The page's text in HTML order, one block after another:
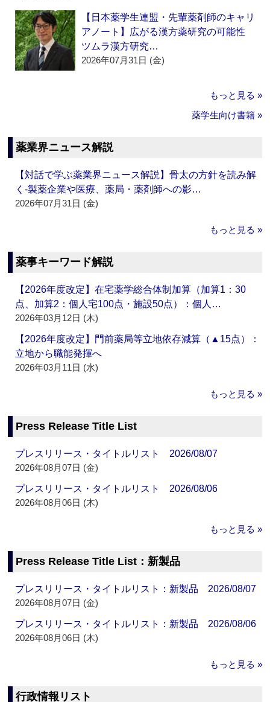
【日本薬学生連盟・先輩薬剤師のキャリ
アノート】広がる漢方薬研究の可能性
ツムラ漢方研究…
2026年07月31日 (金)
もっと見る »
薬学生向け書籍 »
薬業界ニュース解説
【対話で学ぶ薬業界ニュース解説】骨太の方針を読み解
く‐製薬企業や医療、薬局・薬剤師への影…
2026年07月31日 (金)
もっと見る »
薬事キーワード解説
【2026年度改定】在宅薬学総合体制加算（加算1：30
点、加算2：個人宅100点・施設50点）：個人…
2026年03月12日 (木)
【2026年度改定】門前薬局等立地依存減算（▲15点）：
立地から職能発揮へ
2026年03月11日 (水)
もっと見る »
Press Release Title List
プレスリリース・タイトルリスト 2026/08/07
2026年08月07日 (金)
プレスリリース・タイトルリスト 2026/08/06
2026年08月06日 (木)
もっと見る »
Press Release Title List：新製品
プレスリリース・タイトルリスト：新製品 2026/08/07
2026年08月07日 (金)
プレスリリース・タイトルリスト：新製品 2026/08/06
2026年08月06日 (木)
もっと見る »
行政情報リスト